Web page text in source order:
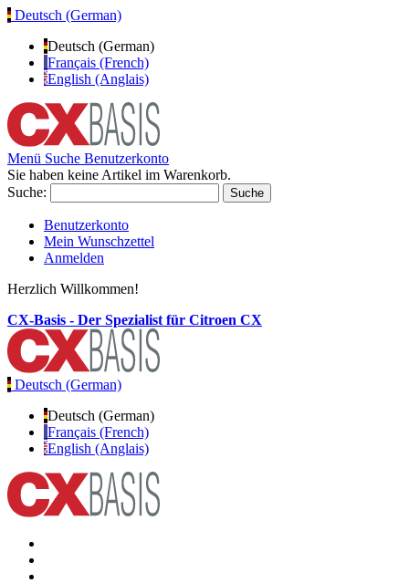
Deutsch (German)
Deutsch (German)
Français (French)
English (Anglais)
Menü Suche Benutzerkonto
Sie haben keine Artikel im Warenkorb.
Suche:
Suche
Benutzerkonto
Mein Wunschzettel
Anmelden
Herzlich Willkommen!
CX-Basis - Der Spezialist für Citroen CX
Deutsch (German)
Deutsch (German)
Français (French)
English (Anglais)